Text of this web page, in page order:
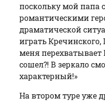
поскольку мой папа
романтическими
драматической
играть Кречинского,
меня
сошел?! В зеркало
характерный!»
На втором туре уже